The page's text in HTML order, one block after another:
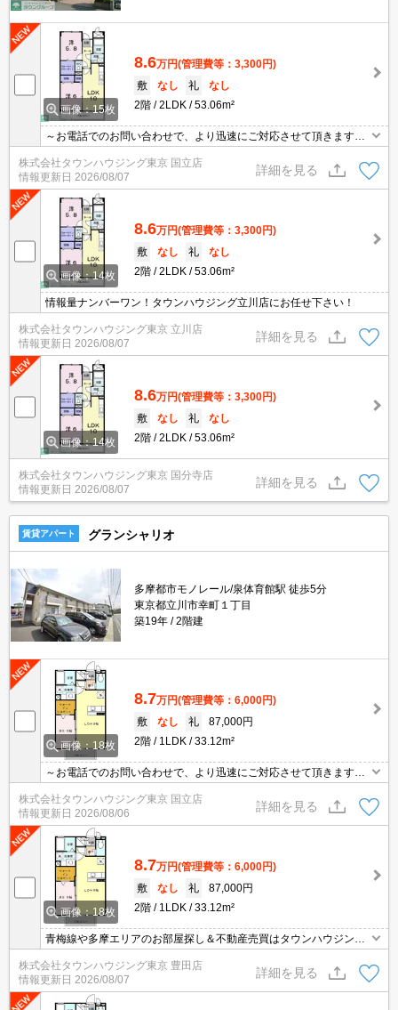
画像：15枚
8.6万円(管理費等：3,300円)
敷
なし 礼
なし
2階
2LDK 53.06m²
～お電話でのお問い合わせで、より迅速にご対応させて頂きます～
地域密着タウンハウジング【国立店】まで～
株式会社タウンハウジング東京 国立店
情報更新日 2026/08/07
詳細を見る
画像：14枚
8.6万円(管理費等：3,300円)
敷
なし 礼
なし
2階
2LDK 53.06m²
情報量ナンバーワン！タウンハウジング立川店にお任せ下さい！
株式会社タウンハウジング東京 立川店
情報更新日 2026/08/07
詳細を見る
画像：14枚
8.6万円(管理費等：3,300円)
敷
なし 礼
なし
2階
2LDK 53.06m²
株式会社タウンハウジング東京 国分寺店
情報更新日 2026/08/07
詳細を見る
賃貸アパート グランシャリオ
多摩都市モノレール/泉体育館駅 徒歩5分
東京都立川市幸町１丁目
築19年
2階建
画像：18枚
8.7万円(管理費等：6,000円)
敷
なし 礼
87,000円
2階
1LDK 33.12m²
～お電話でのお問い合わせで、より迅速にご対応させて頂きます～
地域密着タウンハウジング【国立店】まで～
株式会社タウンハウジング東京 国立店
情報更新日 2026/08/06
詳細を見る
画像：18枚
8.7万円(管理費等：6,000円)
敷
なし 礼
87,000円
2階
1LDK 33.12m²
青梅線や多摩エリアのお部屋探し＆不動産売買はタウンハウジング
羽村店にお任せを！ご来店時無料駐車場ご用意あります！
株式会社タウンハウジング東京 豊田店
情報更新日 2026/08/07
詳細を見る